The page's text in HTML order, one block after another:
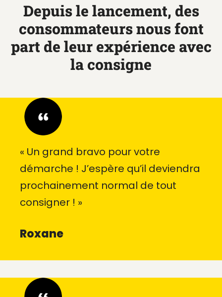
Depuis le lancement, des
consommateurs nous font
part de leur expérience avec
la consigne
« Un grand bravo pour votre
démarche ! J’espère qu’il deviendra
prochainement normal de tout
consigner ! »
Roxane